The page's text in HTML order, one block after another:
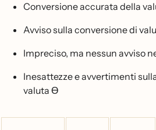
Conversione accurata della
Avviso sulla conversione di
Impreciso, ma nessun avviso
Inesattezze e avvertimenti
valuta Ɵ